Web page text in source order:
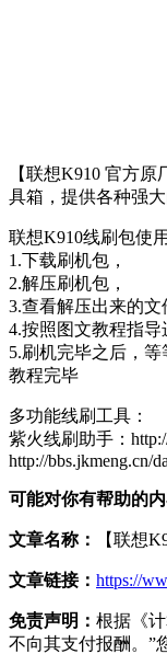
【联想K910 官方
具箱，提供各种强大
联想K910线刷包使
1.下载刷机包，
2.解压刷机包，
3.查看解压出来的文
4.按照图文教程指
5.刷机完毕之后，等
教程完毕
多功能线刷工具：
紫火线刷助手：
http://bbs.jkmeng.cn/
可能对你有帮助的内
文章名称： 【联想
文章链接： https://
免责声明： 根据《
不向其支付报酬。”